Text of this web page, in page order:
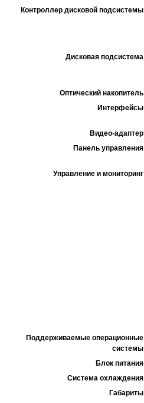
Контроллер дисковой подсистемы
Дисковая подсистема
Оптический накопитель
Интерфейсы
Видео-адаптер
Панель управления
Управление и мониторинг
Поддерживаемые операционные
системы
Блок питания
Система охлаждения
Габариты